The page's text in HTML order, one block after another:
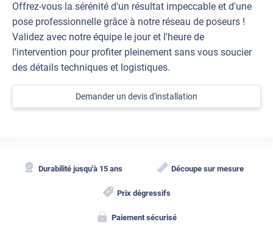
Offrez-vous la sérénité d'un résultat impeccable et d'une
pose professionnelle grâce à notre réseau de poseurs !
Validez avec notre équipe le jour et l'heure de
l'intervention pour profiter pleinement sans vous soucier
des détails techniques et logistiques.
Demander un devis d'installation
Durabilité jusqu'à 15 ans Découpe sur mesure
Prix dégressifs
Paiement sécurisé